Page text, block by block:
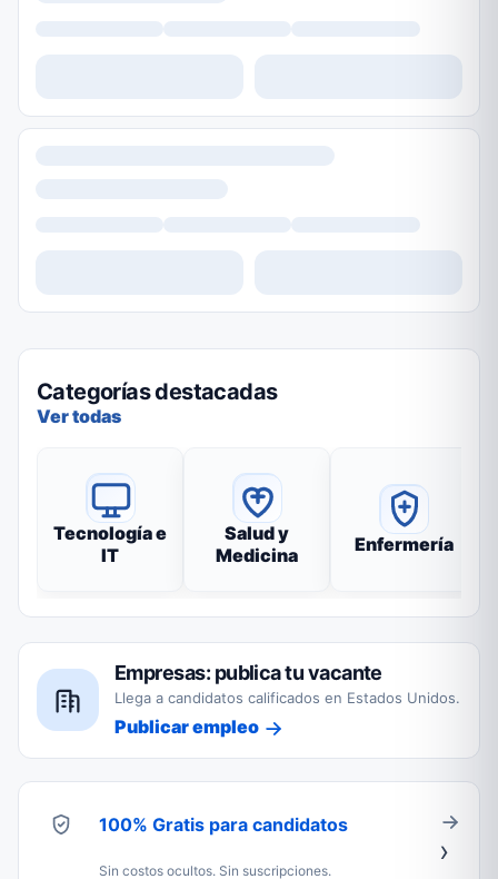
Categorías destacadas
Ver todas
Tecnología e
IT
Salud y
Medicina
Enfermería
Empresas: publica tu vacante
Llega a candidatos calificados en Estados Unidos.
Publicar empleo
100% Gratis para candidatos
Sin costos ocultos. Sin suscripciones.